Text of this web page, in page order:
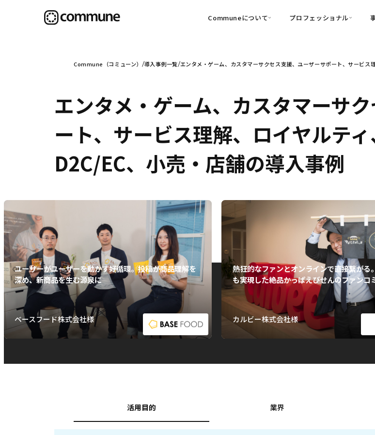
Communeについて
可視化
・Commune Voice
信頼を醸成する信頼起点経営基盤
・Commune CRM（旧：
SuccessHub）
社内コミュニケーションの変革を支援
・Commune for Work
プロフェッショナル
・Customer-Led
Commune（コミューン） 導入事例一覧 エンタメ・ゲーム、カスタマーサクセス支援、ユーザーサポート、サービ
エンタメ・ゲーム、カスタマーサ
ート、サービス理解、ロイヤルティ
D2C/EC、小売・店舗の導入事例
ユーザーがユーザーを動かす好循環。投稿が商品理解を
深め、新商品を生む源泉に
ベースフード株式会社様
熱狂的なファンとオンラインで直接繋がる
も実現した絶品かっぱえびせんのファンコ
カルビー株式会社様
活用目的 業界